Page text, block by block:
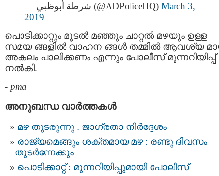
— شرطة أبوظبي (@ADPoliceHQ) March 3,
2019
പൊടിക്കാറ്റും മൂടൽ മഞ്ഞും ചാറ്റല്‍ മഴയും ഉള്ള
സമയ ങ്ങളിൽ വാഹന ങ്ങൾ തമ്മില്‍ ആവശ്യ
അകലം പാലിക്കണം എന്നും പോലീസ് മുന്നറിയിപ്പ്
നൽകി.
- pma
അനുബന്ധ വാര്‍ത്തകള്‍
മഴ തുടരുന്നു : ജാഗ്രതാ നിർദ്ദേശം
രാജ്യമെങ്ങും ശക്തമായ മഴ : രണ്ടു ദിവസം
തുടര്‍ന്നേക്കും
പൊടിക്കാറ്റ് : മുന്നറിയിപ്പുമായി പോലീസ്